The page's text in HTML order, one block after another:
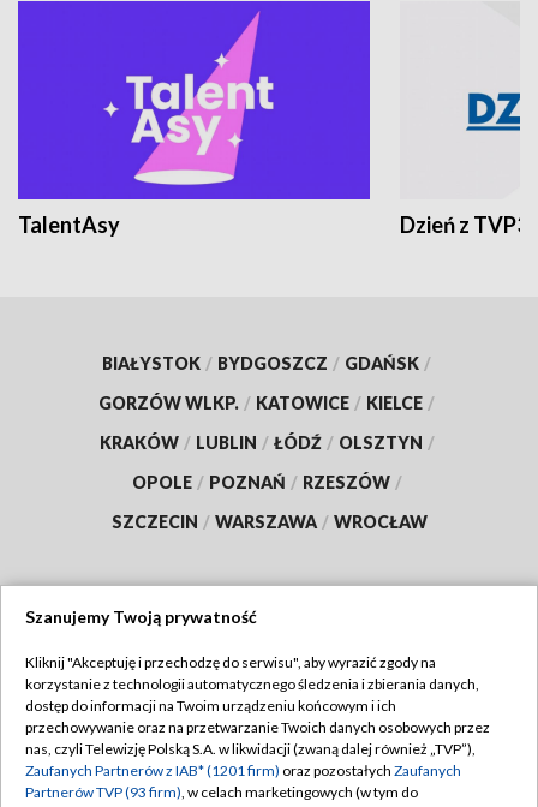
TalentAsy Dzień z TVP3
BIAŁYSTOK / BYDGOSZCZ / GDAŃSK /
GORZÓW WLKP. / KATOWICE / KIELCE /
KRAKÓW / LUBLIN / ŁÓDŹ / OLSZTYN /
OPOLE / POZNAŃ / RZESZÓW /
SZCZECIN / WARSZAWA / WROCŁAW
TVP
Abonament TVP
Emisja w TVP
Regulamin TVP
Polityka prywatności
Szanujemy Twoją prywatność
Kliknij "Akceptuję i przechodzę do serwisu", aby wyrazić zgody na
korzystanie z technologii automatycznego śledzenia i zbierania danych,
dostęp do informacji na Twoim urządzeniu końcowym i ich
przechowywanie oraz na przetwarzanie Twoich danych osobowych przez
nas, czyli Telewizję Polską S.A. w likwidacji (zwaną dalej również „TVP”),
Zaufanych Partnerów z IAB* (1201 firm) oraz pozostałych Zaufanych
Partnerów TVP (93 firm), w celach marketingowych (w tym do